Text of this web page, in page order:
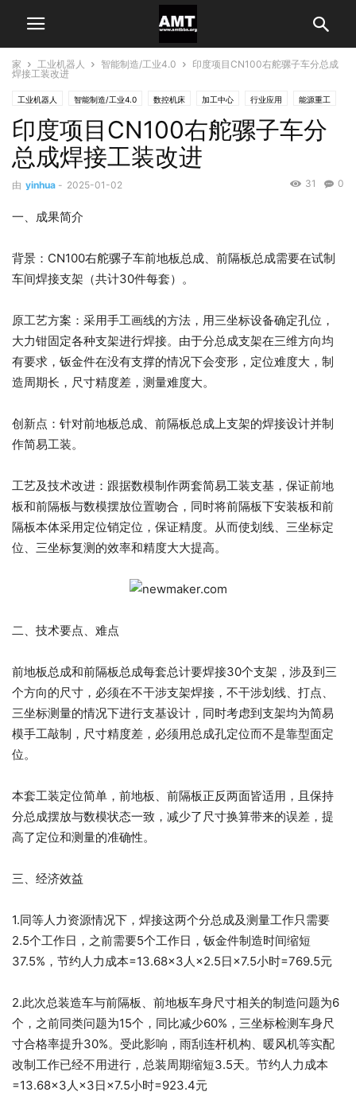
家 工业机器人 智能制造/工业4.0
印度项目CN100右舵骡子车分总成
焊接工装改进
工业机器人 智能制造/工业4.0 数控机床 加工中心 行业应用 能源重工
通用机械制造
印度项目CN100右舵骡子车分
总成焊接工装改进
由 yinhua - 2025-01-02 0
31
一、成果简介
背景：CN100右舵骡子车前地板总成、前隔板总成需要在试制
车间焊接支架（共计30件每套）。
原工艺方案：采用手工画线的方法，用三坐标设备确定孔位，
大力钳固定各种支架进行焊接。由于分总成支架在三维方向均
有要求，钣金件在没有支撑的情况下会变形，定位难度大，制
造周期长，尺寸精度差，测量难度大。
创新点：针对前地板总成、前隔板总成上支架的焊接设计并制
作简易工装。
工艺及技术改进：跟据数模制作两套简易工装支基，保证前地
板和前隔板与数模摆放位置吻合，同时将前隔板下安装板和前
隔板本体采用定位销定位，保证精度。从而使划线、三坐标定
位、三坐标复测的效率和精度大大提高。
二、技术要点、难点
前地板总成和前隔板总成每套总计要焊接30个支架，涉及到三
个方向的尺寸，必须在不干涉支架焊接，不干涉划线、打点、
三坐标测量的情况下进行支基设计，同时考虑到支架均为简易
模手工敲制，尺寸精度差，必须用总成孔定位而不是靠型面定
位。
本套工装定位简单，前地板、前隔板正反两面皆适用，且保持
分总成摆放与数模状态一致，减少了尺寸换算带来的误差，提
高了定位和测量的准确性。
三、经济效益
1.同等人力资源情况下，焊接这两个分总成及测量工作只需要
2.5个工作日，之前需要5个工作日，钣金件制造时间缩短
37.5%，节约人力成本=13.68×3人×2.5日×7.5小时=769.5元
2.此次总装造车与前隔板、前地板车身尺寸相关的制造问题为6
个，之前同类问题为15个，同比减少60%，三坐标检测车身尺
寸合格率提升30%。受此影响，雨刮连杆机构、暖风机等实配
改制工作已经不用进行，总装周期缩短3.5天。节约人力成本
=13.68×3人×3日×7.5小时=923.4元